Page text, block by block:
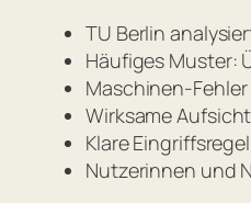
TU Berlin
Häufiges Muster:
Maschinen-
Wirksame
Klare
Nutzerinnen und